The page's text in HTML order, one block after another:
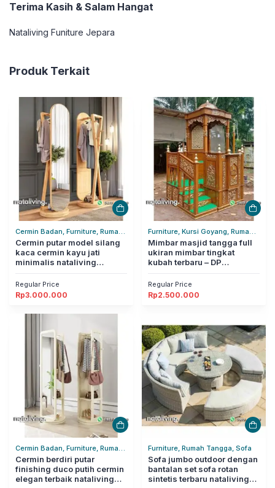
Terima Kasih & Salam Hangat
Nataliving Funiture Jepara
Produk Terkait
Cermin Badan, Furniture, Rumah
Tangga
Cermin putar model silang
kaca cermin kayu jati
minimalis nataliving
Regular Price
Rp3.000.000
Furniture, Kursi Goyang, Rumah
Tangga
Mimbar masjid tangga full
ukiran mimbar tingkat
kubah terbaru – DP
Regular Price
Rp2.500.000
Cermin Badan, Furniture, Rumah
Tangga
Cermin berdiri putar
finishing duco putih cermin
elegan terbaik nataliving
Furniture, Rumah Tangga, Sofa
Sofa jumbo outdoor dengan
bantalan set sofa rotan
sintetis terbaru nataliving